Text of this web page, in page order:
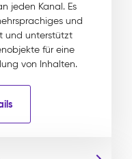
jeden Kanal. Es
und
und unterstützt
für eine
von Inhalten.